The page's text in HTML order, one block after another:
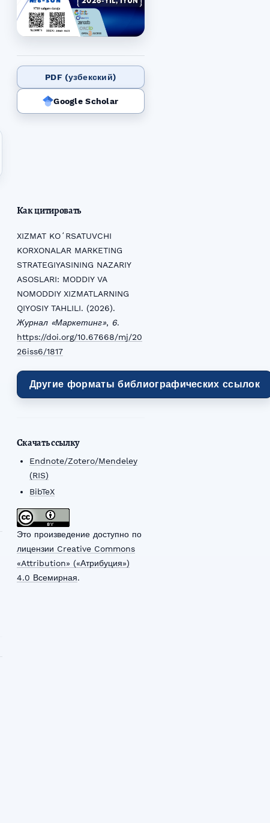
PDF (узбекский)
Google Scholar
Как цитировать
XIZMAT KOʻRSATUVCHI
KORXONALAR MARKETING
STRATEGIYASINING NAZARIY
ASOSLARI: MODDIY VA
NOMODDIY XIZMATLARNING
QIYOSIY TAHLILI. (2026).
Журнал «Маркетинг», 6.
https://doi.org/10.67668/mj/20
26iss6/1817
Другие форматы библиографических ссылок
Скачать ссылку
Endnote/Zotero/Mendeley
(RIS)
BibTeX
Это произведение доступно по
лицензии Creative Commons
«Attribution» («Атрибуция»)
4.0 Всемирная.